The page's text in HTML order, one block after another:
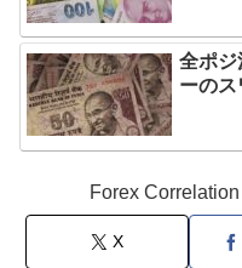
全ポ
ーのス
Forex
X